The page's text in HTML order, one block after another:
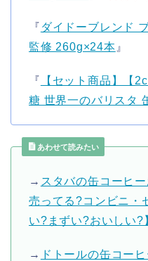
『 ダイドーブレンド
監修 260g×24本 』
『
【セット商品】【
糖 世界一のバリスタ
あわせて読みたい
→ スタバの缶コーヒ
売ってる?コンビニ・
い?まずい?おいしい?
→ ドトールの缶コー